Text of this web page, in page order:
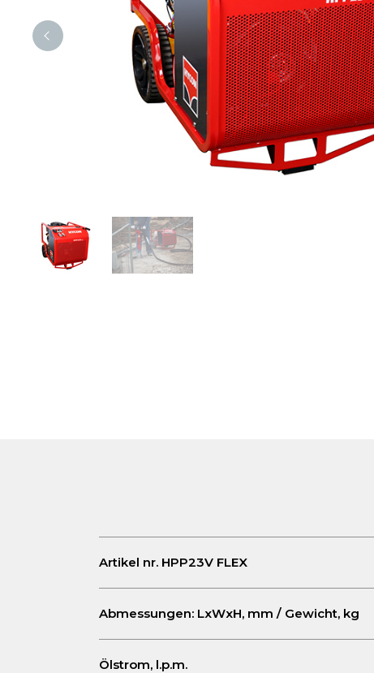
Artikel nr. HPP23V FLEX
Abmessungen: LxWxH, mm / Gewicht, kg
Ölstrom, l.p.m.